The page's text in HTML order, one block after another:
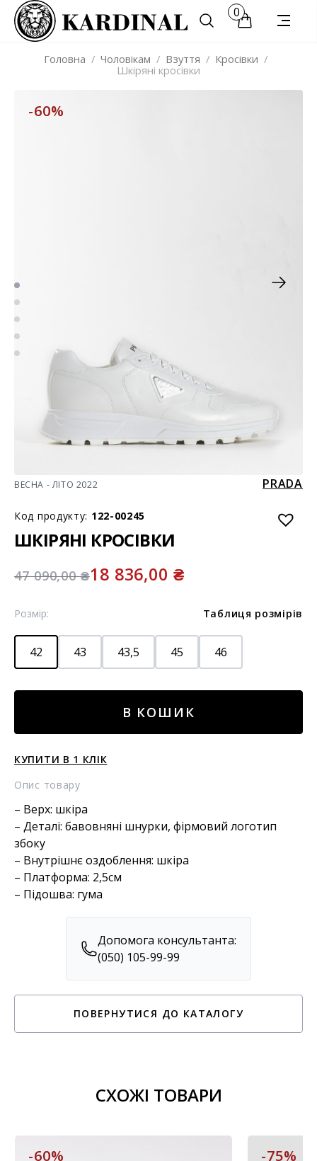
0
Головна / Чоловікам / Взуття / Кросівки /
Шкіряні кросівки
-60%
ВЕСНА - ЛІТО 2022 PRADA
Код продукту: 122-00245
ШКІРЯНІ КРОСІВКИ
47 090,00₴18 836,00 ₴
Розмір: Таблиця розмірів
42 43 43,5 45 46
кількість
В КОШИК
КУПИТИ В 1 КЛІК
Опис товару
– Верх: шкіра
– Деталі: бавовняні шнурки, фірмовий логотип
збоку
– Внутрішнє оздоблення: шкіра
– Платформа: 2,5см
– Підошва: гума
Допомога консультанта:
(050) 105-99-99
ПОВЕРНУТИСЯ ДО КАТАЛОГУ
СХОЖІ ТОВАРИ
-60% -75%